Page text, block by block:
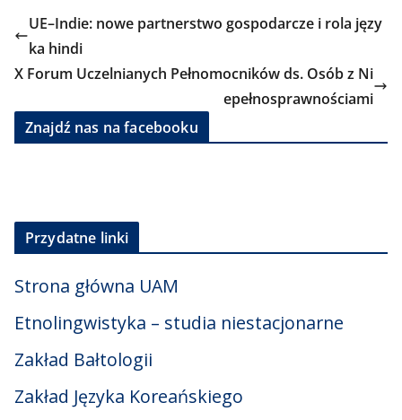
UE–Indie: nowe partnerstwo gospodarcze i rola języ
ka hindi
X Forum Uczelnianych Pełnomocników ds. Osób z Ni
epełnosprawnościami
Znajdź nas na facebooku
Przydatne linki
Strona główna UAM
Etnolingwistyka – studia niestacjonarne
Zakład Bałtologii
Zakład Języka Koreańskiego